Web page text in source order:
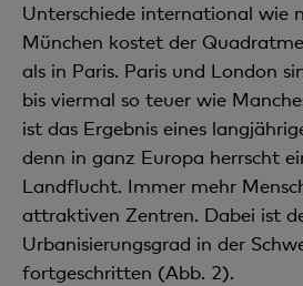
Unterschiede international wie
München kostet der
als in Paris. Paris und London
bis viermal so teuer wie
ist das Ergebnis eines
denn in ganz Europa herrscht
Landflucht. Immer mehr
attraktiven Zentren. Dabei ist
Urbanisierungsgrad in der
fortgeschritten (Abb. 2).